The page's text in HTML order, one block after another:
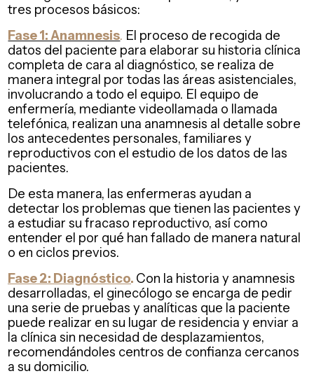
tres procesos básicos:
Fase 1: Anamnesis. El proceso de recogida de
datos del paciente para elaborar su historia clínica
completa de cara al diagnóstico, se realiza de
manera integral por todas las áreas asistenciales,
involucrando a todo el equipo. El equipo de
enfermería, mediante videollamada o llamada
telefónica, realizan una anamnesis al detalle sobre
los antecedentes personales, familiares y
reproductivos con el estudio de los datos de las
pacientes.
De esta manera, las enfermeras ayudan a
detectar los problemas que tienen las pacientes y
a estudiar su fracaso reproductivo, así como
entender el por qué han fallado de manera natural
o en ciclos previos.
Fase 2: Diagnóstico. Con la historia y anamnesis
desarrolladas, el ginecólogo se encarga de pedir
una serie de pruebas y analíticas que la paciente
puede realizar en su lugar de residencia y enviar a
la clínica sin necesidad de desplazamientos,
recomendándoles centros de confianza cercanos
a su domicilio.